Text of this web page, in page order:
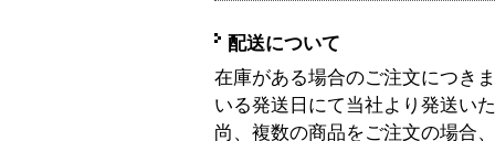
配送について
在庫がある場合のご注文につき
いる発送日にて当社より発送い
尚、複数の商品をご注文の場合